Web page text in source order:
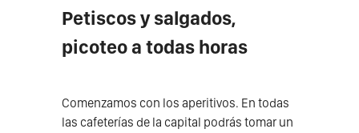
Petiscos y salgados,
picoteo a todas horas
Comenzamos con los aperitivos. En todas
las cafeterías de la capital podrás tomar un